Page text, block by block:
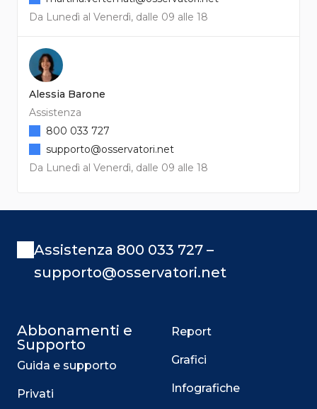
Da Lunedì al Venerdì, dalle 09 alle 18
Alessia Barone
Assistenza
Da Lunedì al Venerdì, dalle 09 alle 18
800 033 727
supporto@osservatori.net
Assistenza 800 033 727 –
supporto@osservatori.net
Abbonamenti e
Supporto
Guida e supporto
Privati
Report
Grafici
Infografiche